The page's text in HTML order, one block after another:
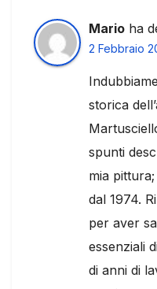
Mario ha
2 Febbraio
storica
spunti
mia
dal 1974.
per aver
essenziali
di anni di